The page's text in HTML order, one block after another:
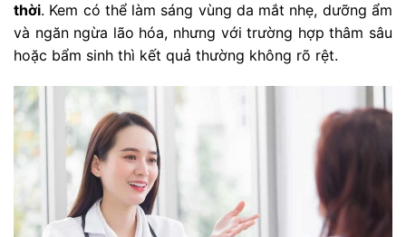
thời. Kem có thể làm sáng vùng da mắt nhẹ, dưỡng ẩm
và ngăn ngừa lão hóa, nhưng với trường hợp thâm sâu
hoặc bẩm sinh thì kết quả thường không rõ rệt.